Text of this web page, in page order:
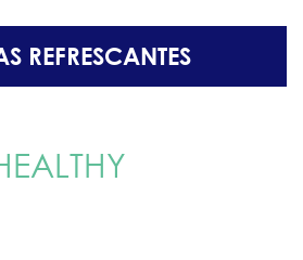
REFRESCANTES